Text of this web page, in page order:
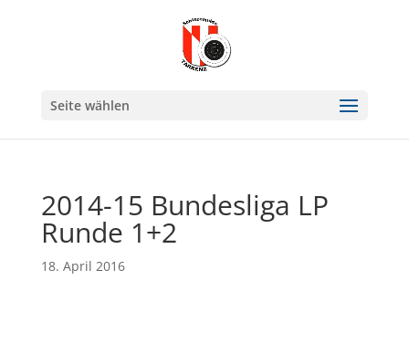
Seite wählen
2014-15 Bundesliga LP
Runde 1+2
18. April 2016